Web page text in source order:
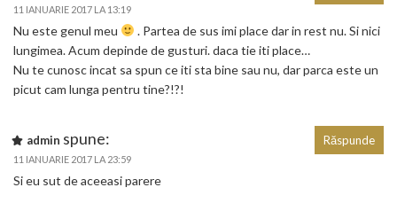
11 IANUARIE 2017 LA 13:19
Nu este genul meu
. Partea de sus imi place dar in rest nu. Si nici
lungimea. Acum depinde de gusturi. daca tie iti place…
Nu te cunosc incat sa spun ce iti sta bine sau nu, dar parca este un
picut cam lunga pentru tine?!?!
admin spune:
11 IANUARIE 2017 LA 23:59
Si eu sut de aceeasi parere
Răspunde